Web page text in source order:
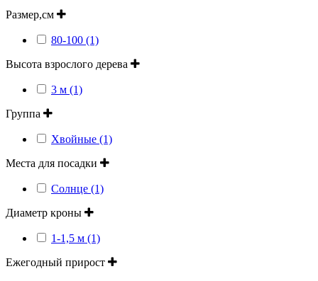
Размер,см
80-100 (1)
Высота взрослого дерева
3 м (1)
Группа
Хвойные (1)
Места для посадки
Солнце (1)
Диаметр кроны
1-1,5 м (1)
Ежегодный прирост